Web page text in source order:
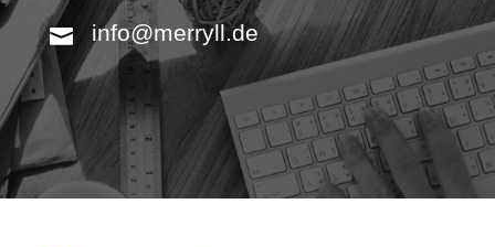
info@merryll.de